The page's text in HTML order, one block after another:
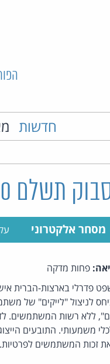
חדשות
20 מיליון דולר כפשרה בתביעה ייצוגית
מסחר אלקטרוני
פחות מדקה
פדרלי בארצות-הברית
ללא רשות המשתמשים.
זכות המשתמשים לפרטיות.